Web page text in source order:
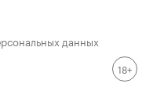
данных
18+